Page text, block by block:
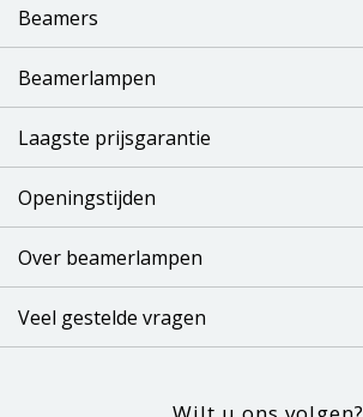
Beamers
Beamerlampen
Laagste prijsgarantie
Openingstijden
Over beamerlampen
Veel gestelde vragen